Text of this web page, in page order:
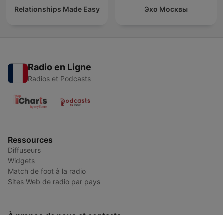
Relationships Made Easy Эхо Москвы
Radio en Ligne
Radios et Podcasts
Ressources
Diffuseurs
Widgets
Match de foot à la radio
Sites Web de radio par pays